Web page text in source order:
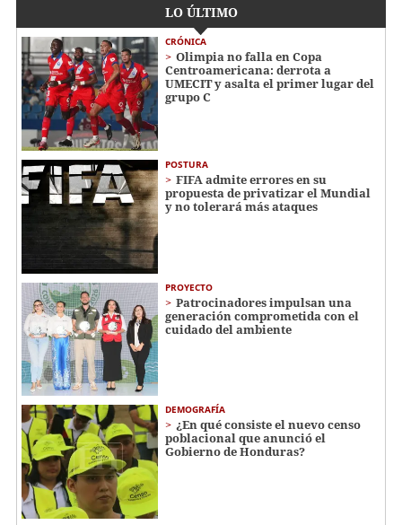
LO ÚLTIMO
CRÓNICA
Olimpia no falla en Copa
Centroamericana: derrota a
UMECIT y asalta el primer lugar del
grupo C
POSTURA
FIFA admite errores en su
propuesta de privatizar el Mundial
y no tolerará más ataques
PROYECTO
Patrocinadores impulsan una
generación comprometida con el
cuidado del ambiente
DEMOGRAFÍA
¿En qué consiste el nuevo censo
poblacional que anunció el
Gobierno de Honduras?